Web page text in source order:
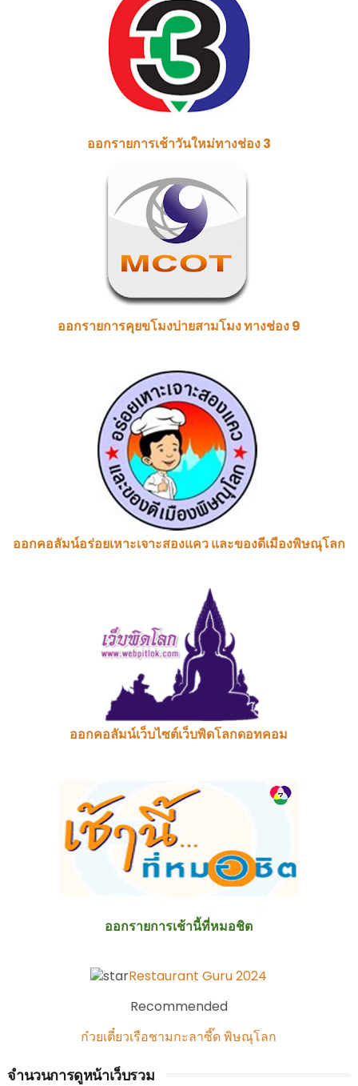
ออกรายการเช้าวันใหม่ทางช่อง 3
ออกรายการคุยขโมงบ่ายสามโมง ทางช่อง 9
ออกคอลัมน์อร่อยเหาะเจาะสองแคว และของดีเมืองพิษณุโลก
ออกคอลัมน์เว็บไซต์เว็บพิดโลกดอทคอม
ออกรายการเช้านี้ที่หมอชิต
Restaurant Guru 2024
Recommended
ก๋วยเตี๋ยวเรือชามกะลาซี๊ด พิษณุโลก
จำนวนการดูหน้าเว็บรวม